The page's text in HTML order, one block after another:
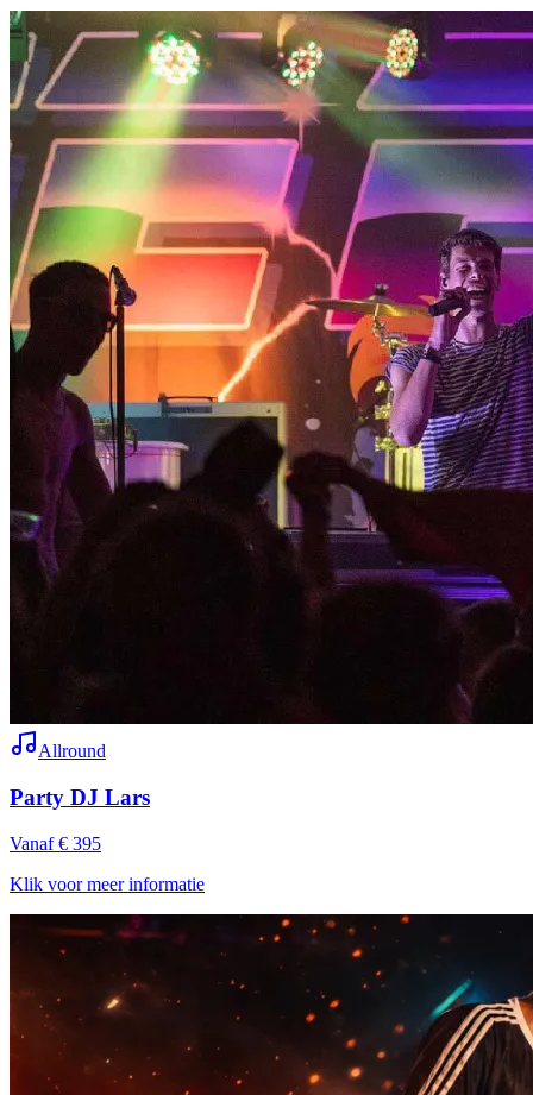
Allround
Party DJ Lars
Vanaf € 395
Klik voor meer informatie